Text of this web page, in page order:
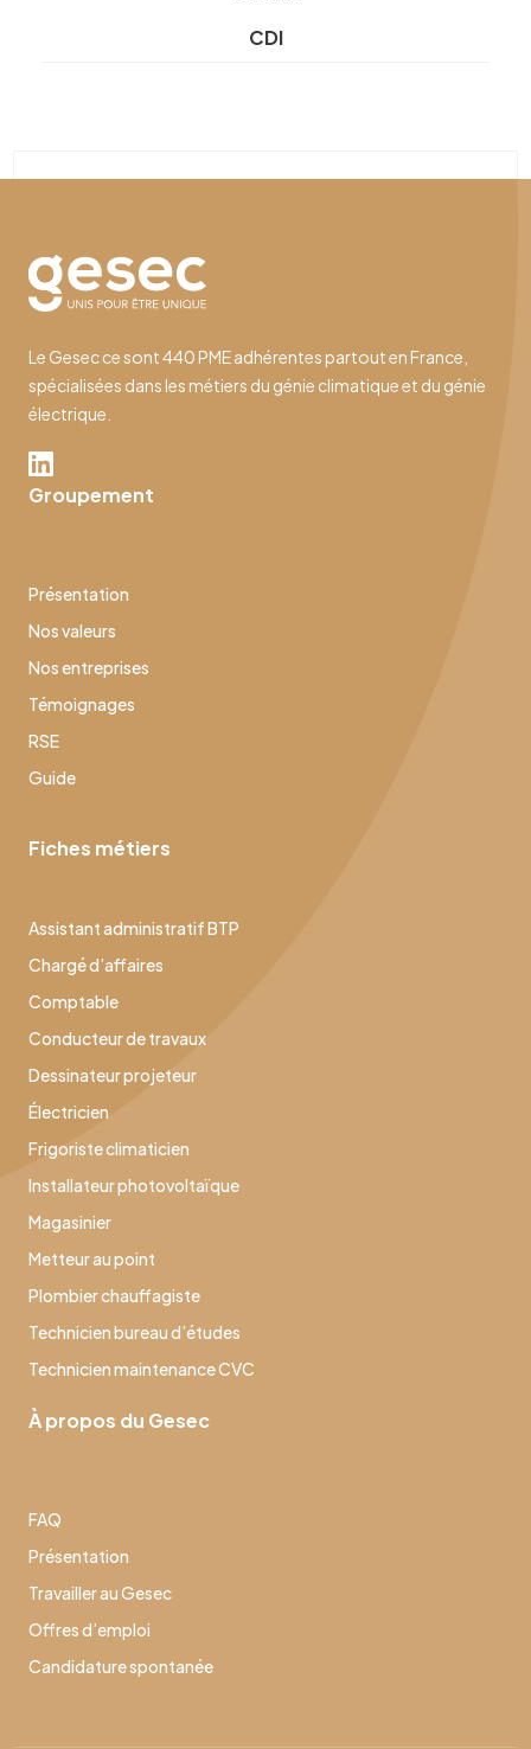
CDI
Le Gesec ce sont 440 PME adhérentes partout en France,
spécialisées dans les métiers du génie climatique et du génie
électrique.
Groupement
Présentation
Nos valeurs
Nos entreprises
Témoignages
RSE
Guide
Fiches métiers
Assistant administratif BTP
Chargé d’affaires
Comptable
Conducteur de travaux
Dessinateur projeteur
Électricien
Frigoriste climaticien
Installateur photovoltaïque
Magasinier
Metteur au point
Plombier chauffagiste
Technicien bureau d’études
Technicien maintenance CVC
À propos du Gesec
FAQ
Présentation
Travailler au Gesec
Offres d’emploi
Candidature spontanée